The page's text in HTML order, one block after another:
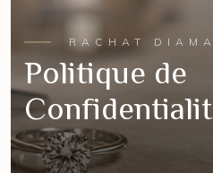
RACHAT
Politique de